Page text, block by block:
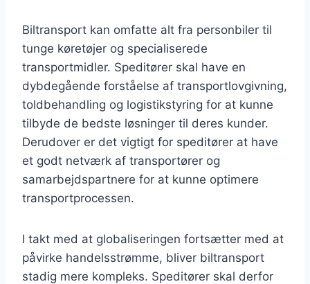
Biltransport kan omfatte alt fra personbiler til
tunge køretøjer og specialiserede
transportmidler. Speditører skal have en
dybdegående forståelse af transportlovgivning,
toldbehandling og logistikstyring for at kunne
tilbyde de bedste løsninger til deres kunder.
Derudover er det vigtigt for speditører at have
et godt netværk af transportører og
samarbejdspartnere for at kunne optimere
transportprocessen.
I takt med at globaliseringen fortsætter med at
påvirke handelsstrømme, bliver biltransport
stadig mere kompleks. Speditører skal derfor